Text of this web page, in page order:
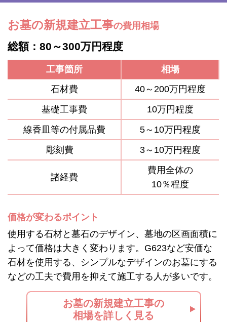
お墓の新規建立工事の費用相場
総額：80～300万円程度
工事箇所
相場
石材費
40～200万円程度
基礎工事費
10万円程度
線香皿等の付属品費
5～10万円程度
彫刻費
3～10万円程度
諸経費
費用全体の
10％程度
価格が変わるポイント
使用する石材と墓石のデザイン、墓地の区画面積に
よって価格は大きく変わります。G623など安価な
石材を使用する、シンプルなデザインのお墓にする
などの工夫で費用を抑えて施工する人が多いです。
お墓の新規建立工事の
相場を詳しく見る